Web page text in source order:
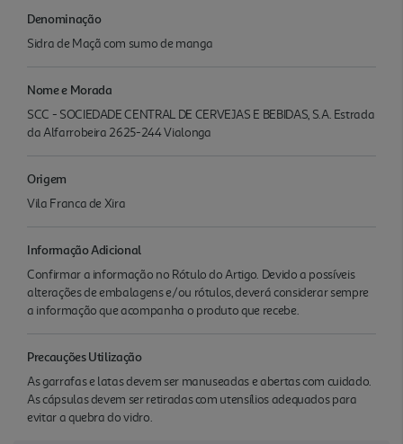
Denominação
Sidra de Maçã com sumo de manga
Nome e Morada
SCC - SOCIEDADE CENTRAL DE CERVEJAS E BEBIDAS, S.A. Estrada
da Alfarrobeira 2625-244 Vialonga
Origem
Vila Franca de Xira
Informação Adicional
Confirmar a informação no Rótulo do Artigo. Devido a possíveis
alterações de embalagens e/ou rótulos, deverá considerar sempre
a informação que acompanha o produto que recebe.
Precauções Utilização
As garrafas e latas devem ser manuseadas e abertas com cuidado.
As cápsulas devem ser retiradas com utensílios adequados para
evitar a quebra do vidro.